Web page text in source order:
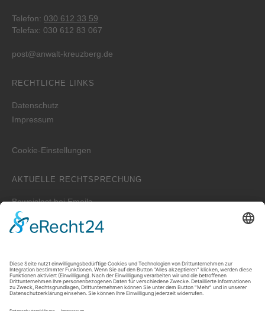
Telefon: 030 612 33 59
Telefax: 030 612 83 067
post@anwalt-kreuzberg.de
RECHTLICHE LINKS
Datenschutz
Impressum
Cookie-Einstellungen
AKTUELLE RECHTSPRECHUNG
Beweislast bei Emails
Wer ist zuständig für die Erstellung der WEG-Jahresabrechnung
bei einem Verwalterwechsel zum Jahreswechsel?
Welche Auskünfte kann der Vermieter verlangen, wenn der
Mieter untervermieten will?